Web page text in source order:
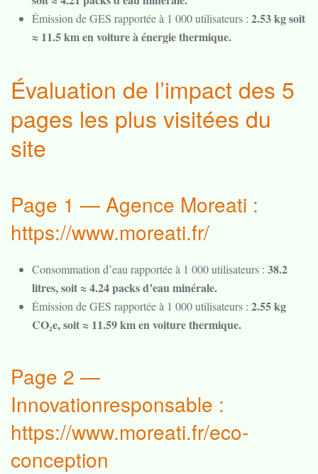
Émission de GES rapportée à 1 000 utilisateurs : 2.53 kg soit
≈ 11.5 km en voiture à énergie thermique.
Évaluation de l’impact des 5
pages les plus visitées du
site
Page 1 — Agence Moreati :
https://www.moreati.fr/
Consommation d’eau rapportée à 1 000 utilisateurs : 38.2
litres, soit ≈ 4.24 packs d’eau minérale.
Émission de GES rapportée à 1 000 utilisateurs : 2.55 kg
CO₂e, soit ≈ 11.59 km en voiture thermique.
Page 2 —
Innovationresponsable :
https://www.moreati.fr/eco-
conception